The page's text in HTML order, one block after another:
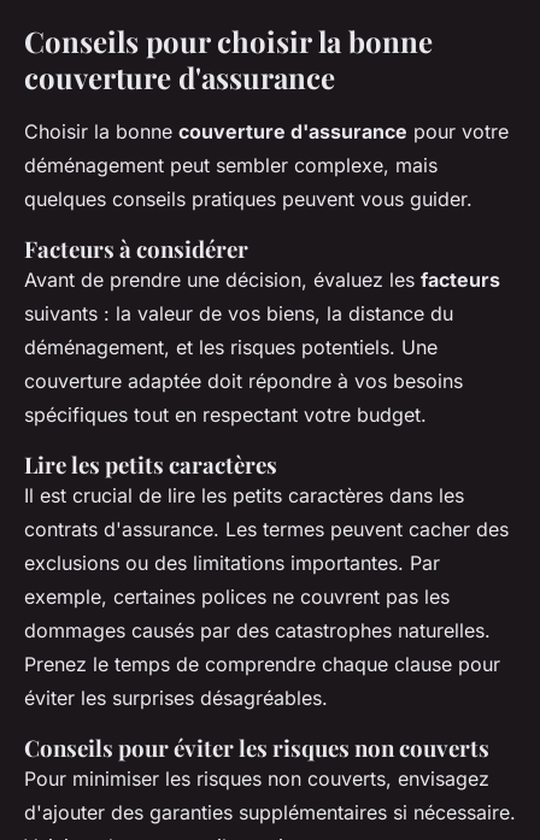
Conseils pour choisir la bonne
couverture d'assurance
Choisir la bonne couverture d'assurance pour votre
déménagement peut sembler complexe, mais
quelques conseils pratiques peuvent vous guider.
Facteurs à considérer
Avant de prendre une décision, évaluez les facteurs
suivants : la valeur de vos biens, la distance du
déménagement, et les risques potentiels. Une
couverture adaptée doit répondre à vos besoins
spécifiques tout en respectant votre budget.
Lire les petits caractères
Il est crucial de lire les petits caractères dans les
contrats d'assurance. Les termes peuvent cacher des
exclusions ou des limitations importantes. Par
exemple, certaines polices ne couvrent pas les
dommages causés par des catastrophes naturelles.
Prenez le temps de comprendre chaque clause pour
éviter les surprises désagréables.
Conseils pour éviter les risques non couverts
Pour minimiser les risques non couverts, envisagez
d'ajouter des garanties supplémentaires si nécessaire.